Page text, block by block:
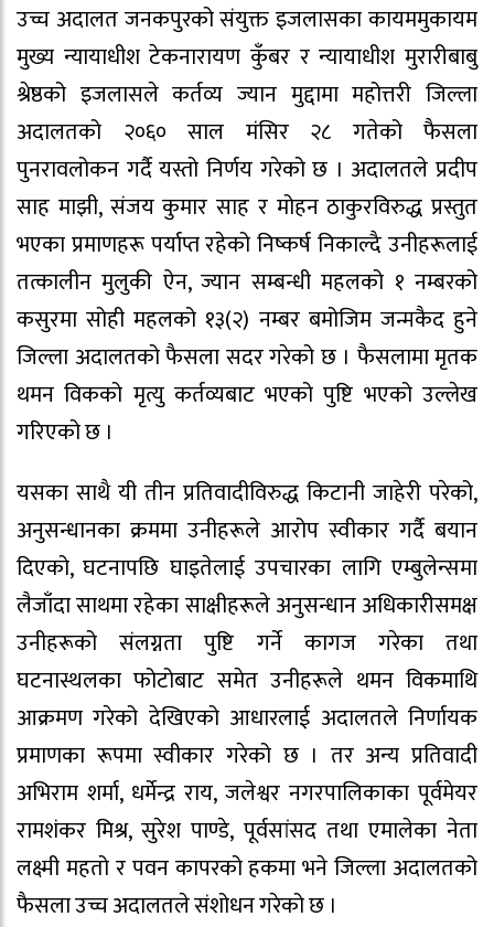
उच्च अदालत जनकपुरको संयुक्त इजलासका कायममुकायम
मुख्य न्यायाधीश टेकनारायण कुँबर र न्यायाधीश मुरारीबाबु
श्रेष्ठको इजलासले कर्तव्य ज्यान मुद्दामा महोत्तरी जिल्ला
अदालतको २०६० साल मंसिर २८ गतेको फैसला
पुनरावलोकन गर्दै यस्तो निर्णय गरेको छ । अदालतले प्रदीप
साह माझी, संजय कुमार साह र मोहन ठाकुरविरुद्ध प्रस्तुत
भएका प्रमाणहरू पर्याप्त रहेको निष्कर्ष निकाल्दै उनीहरूलाई
तत्कालीन मुलुकी ऐन, ज्यान सम्बन्धी महलको १ नम्बरको
कसुरमा सोही महलको १३(२) नम्बर बमोजिम जन्मकैद हुने
जिल्ला अदालतको फैसला सदर गरेको छ । फैसलामा मृतक
थमन विकको मृत्यु कर्तव्यबाट भएको पुष्टि भएको उल्लेख
गरिएको छ ।
यसका साथै यी तीन प्रतिवादीविरुद्ध किटानी जाहेरी परेको,
अनुसन्धानका क्रममा उनीहरूले आरोप स्वीकार गर्दै बयान
दिएको, घटनापछि घाइतेलाई उपचारका लागि एम्बुलेन्समा
लैजाँदा साथमा रहेका साक्षीहरूले अनुसन्धान अधिकारीसमक्ष
उनीहरूको संलग्नता पुष्टि गर्ने कागज गरेका तथा
घटनास्थलका फोटोबाट समेत उनीहरूले थमन विकमाथि
आक्रमण गरेको देखिएको आधारलाई अदालतले निर्णायक
प्रमाणका रूपमा स्वीकार गरेको छ । तर अन्य प्रतिवादी
अभिराम शर्मा, धर्मेन्द्र राय, जलेश्वर नगरपालिकाका पूर्वमेयर
रामशंकर मिश्र, सुरेश पाण्डे, पूर्वसांसद तथा एमालेका नेता
लक्ष्मी महतो र पवन कापरको हकमा भने जिल्ला अदालतको
फैसला उच्च अदालतले संशोधन गरेको छ ।